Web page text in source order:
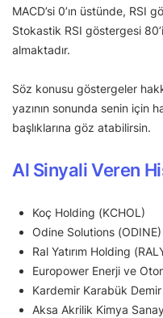
MACD’si 0’ın üstünde, RSI
Stokastik RSI göstergesi
almaktadır.
Söz konusu göstergeler
yazının sonunda senin için
başlıklarına göz atabilirsin.
Al Sinyali Veren
Koç Holding (KCHOL)
Odine Solutions (ODINE)
Ral Yatırım Holding
Europower Enerji ve
Kardemir Karabük
Aksa Akrilik Kimya